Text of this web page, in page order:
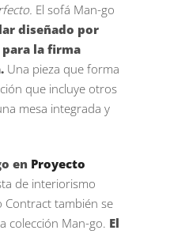
El sofá Man-go
diseñado por
la firma
Una pieza que forma
que incluye otros
mesa integrada y
en Proyecto
de interiorismo
Contract también se
colección Man-go. El